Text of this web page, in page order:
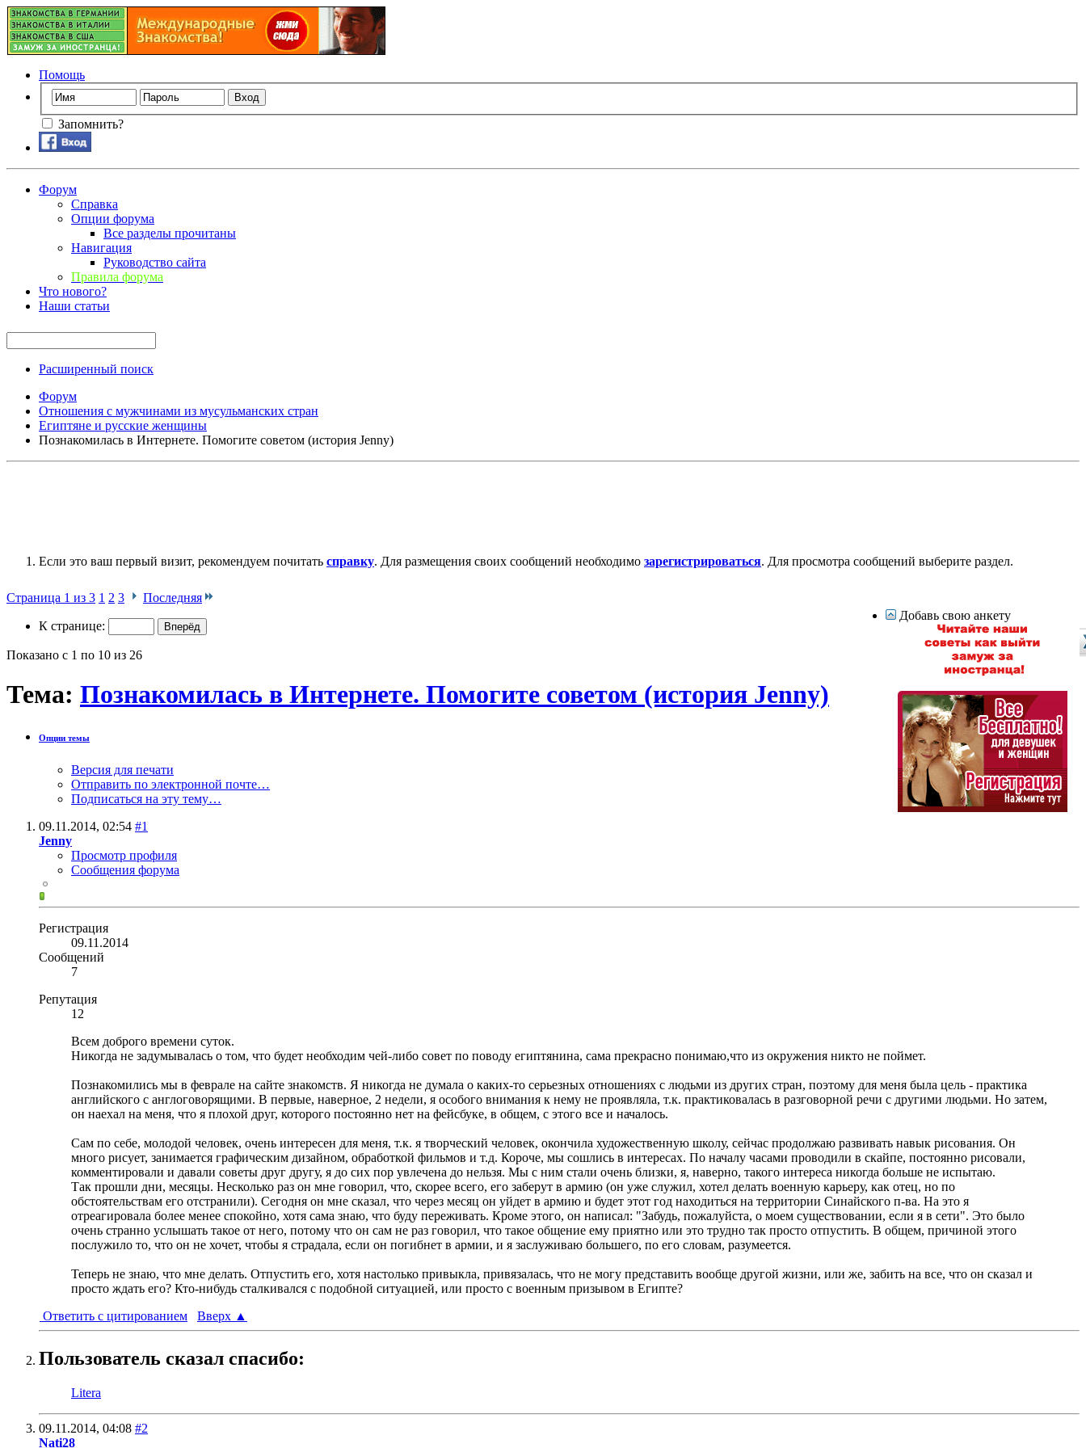
Помощь
Запомнить?
Форум
Справка
Опции форума
Все разделы прочитаны
Навигация
Руководство сайта
Правила форума
Что нового?
Наши статьи
Расширенный поиск
Форум
Отношения с мужчинами из мусульманских стран
Египтяне и русские женщины
Познакомилась в Интернете. Помогите советом (история Jenny)
Если это ваш первый визит, рекомендуем почитать справку. Для размещения своих сообщений необходимо зарегистрироваться. Для просмотра сообщений выберите раздел.
Страница 1 из 3 1 2 3 Последняя
К странице:
Показано с 1 по 10 из 26
Тема: Познакомилась в Интернете. Помогите советом (история Jenny)
Опции темы
Версия для печати
Отправить по электронной почте…
Подписаться на эту тему…
09.11.2014, 02:54 #1
Jenny
Просмотр профиля
Сообщения форума
Регистрация
09.11.2014
Сообщений
7
Репутация
12
Всем доброго времени суток.
Никогда не задумывалась о том, что будет необходим чей-либо совет по поводу египтянина, сама прекрасно понимаю,что из окружения никто не поймет.
Познакомились мы в феврале на сайте знакомств. Я никогда не думала о каких-то серьезных отношениях с людьми из других стран, поэтому для меня была цель - практика
английского с англоговорящими. В первые, наверное, 2 недели, я особого внимания к нему не проявляла, т.к. практиковалась в разговорной речи с другими людьми. Но затем,
он наехал на меня, что я плохой друг, которого постоянно нет на фейсбуке, в общем, с этого все и началось.
Сам по себе, молодой человек, очень интересен для меня, т.к. я творческий человек, окончила художественную школу, сейчас продолжаю развивать навык рисования. Он
много рисует, занимается графическим дизайном, обработкой фильмов и т.д. Короче, мы сошлись в интересах. По началу часами проводили в скайпе, постоянно рисовали,
комментировали и давали советы друг другу, я до сих пор увлечена до нельзя. Мы с ним стали очень близки, я, наверно, такого интереса никогда больше не испытаю.
Так прошли дни, месяцы. Несколько раз он мне говорил, что, скорее всего, его заберут в армию (он уже служил, хотел делать военную карьеру, как отец, но по
обстоятельствам его отстранили). Сегодня он мне сказал, что через месяц он уйдет в армию и будет этот год находиться на территории Синайского п-ва. На это я
отреагировала более менее спокойно, хотя сама знаю, что буду переживать. Кроме этого, он написал: "Забудь, пожалуйста, о моем существовании, если я в сети". Это было
очень странно услышать такое от него, потому что он сам не раз говорил, что такое общение ему приятно или это трудно так просто отпустить. В общем, причиной этого
послужило то, что он не хочет, чтобы я страдала, если он погибнет в армии, и я заслуживаю большего, по его словам, разумеется.
Теперь не знаю, что мне делать. Отпустить его, хотя настолько привыкла, привязалась, что не могу представить вообще другой жизни, или же, забить на все, что он сказал и
просто ждать его? Кто-нибудь сталкивался с подобной ситуацией, или просто с военным призывом в Египте?
Ответить с цитированием
Вверх ▲
Пользователь сказал cпасибо:
Litera
09.11.2014, 04:08 #2
Nati28
Добавь свою анкету